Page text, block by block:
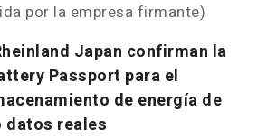
por la empresa firmante)
Japan confirman la
Passport para el
de energía de
datos reales